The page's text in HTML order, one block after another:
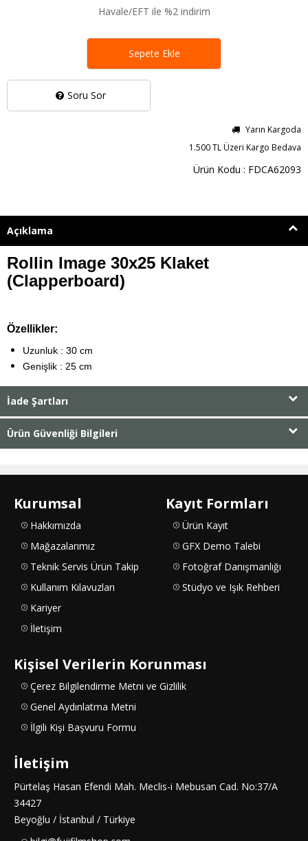
Soru Sor
Havale/EFT ile %2 indirim
Yarın Kargoda
1.500 TL Üzeri Kargo Bedava
Ürün Kodu : FDCA62093
Sepete Ekle
Açıklama
Rollin Image 30x25 Klaket
(Clapperboard)
Özellikler:
Uzunluk : 30 cm
Genişlik : 25 cm
İade Şartları
Ürün Güvenliği Bilgileri
Kurumsal
Hakkımızda
Mağazalarımız
Teknik Servis Ürün Takip
Kullanım Kılavuzları
Kariyer
İletişim
Kayıt Formları
Ürün Kayıt
GFX Demo Talebi
Fotoğraf Danışmanlığı
Stüdyo ve Işık Rehberi
Kişisel Verilerin Korunması
Çerez Bilgilendirme Metni ve Gizlilik
Genel Aydınlatma Metni
İlgili Kişi Başvuru Formu
İletişim
Pürtelaş Hasan Efendi Mah. Meclis-i Mebusan Cad. No:37/A
34427
Beyoğlu / İstanbul / Türkiye